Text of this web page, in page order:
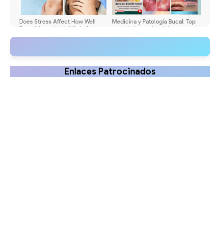
Does Stress Affect How Well
Dental Anesthesia Works?
Medicina y Patología Bucal: Top
05 más buscados del 2024
Enlaces Patrocinados